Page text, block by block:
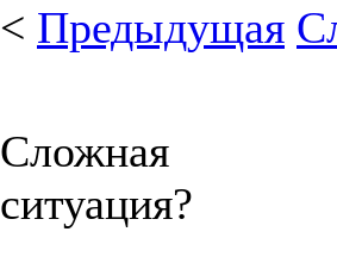
< Предыдущая
Сложная
ситуация?